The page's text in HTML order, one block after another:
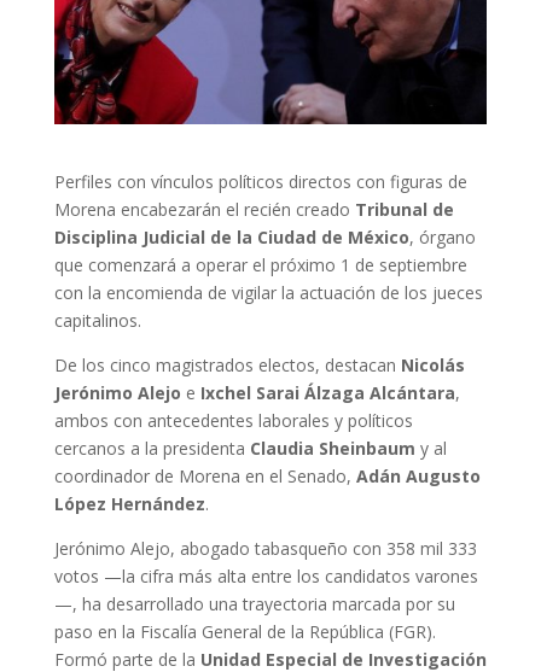
Perfiles con vínculos políticos directos con figuras de
Morena encabezarán el recién creado Tribunal de
Disciplina Judicial de la Ciudad de México, órgano
que comenzará a operar el próximo 1 de septiembre
con la encomienda de vigilar la actuación de los jueces
capitalinos.
De los cinco magistrados electos, destacan Nicolás
Jerónimo Alejo e Ixchel Sarai Álzaga Alcántara,
ambos con antecedentes laborales y políticos
cercanos a la presidenta Claudia Sheinbaum y al
coordinador de Morena en el Senado, Adán Augusto
López Hernández.
Jerónimo Alejo, abogado tabasqueño con 358 mil 333
votos —la cifra más alta entre los candidatos varones
—, ha desarrollado una trayectoria marcada por su
paso en la Fiscalía General de la República (FGR).
Formó parte de la Unidad Especial de Investigación